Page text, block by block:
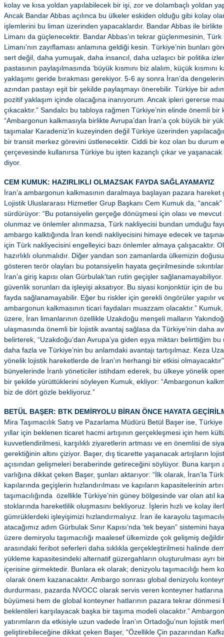
kolay ve kısa yoldan yapılabilecek bir işi, zor ve dolambaçlı yoldan
Ancak Bandar Abbas açılınca bu ülkeler eskiden olduğu gibi kolay
işlemlerini bu liman üzerinden yapacaklardır. Bandar Abbas ile birlikte
Limanı da güçlenecektir. Bandar Abbas’ın tekrar güçlenmesinin,
Limanı’nın zayıflaması anlamına geldiği kesin. Türkiye’nin bunları
sert değil, daha yumuşak, daha insancıl, daha uzlaşıcı bir politika
pastasının paylaşılmasında ‘büyük kısmını biz alalım, küçük
yaklaşımı geride bırakması gerekiyor. 5-6 ay sonra İran’da
azından pastayı eşit bir şekilde paylaşmayı önerebilir. Türkiye bir
pozitif yaklaşım içinde olacağına inanıyorum. Ancak ipleri gererse
çıkacaktır.” Sandalcı bu tabloya rağmen Türkiye’nin elinde önemli
“Ambargonun kalkmasıyla birlikte Avrupa’dan İran’a çok büyük bir yük
taşımalar Karadeniz’in kuzeyinden değil Türkiye üzerinden
bir transit merkez görevini üstlenecektir. Ciddi bir koz olan bu durum
çerçevesinde kullanırsa Türkiye bu işten kazançlı çıkar ve yaşanacak
diyor.
CEM KUMUK: HAZIRLIKLI OLMAZSAK FAYDA SAĞLAYAMAYIZ
İran’a ambargonun kalkmasının daralmaya başlayan pazara
Lojistik Uluslararası Hizmetler Grup Başkanı Cem Kumuk da,
sürdürüyor: “Bu potansiyelin gerçeğe dönüşmesi için olası ve mevcut
olunmaz ve önlemler alınmazsa, Türk nakliyecisi bundan umduğu
ambargo kalktığında İran kendi nakliyecisini himaye edecek ve
için Türk nakliyecisini engelleyici bazı önlemler almaya çalışacaktır.
hazırlıklı olunmalıdır. Diğer yandan son zamanlarda ülkemizin
gösteren terör olayları bu potansiyelin hayata geçirilmesinde
İran’a giriş kapısı olan Gürbulak’tan rutin geçişler
güvenlik sorunları da işleyişi aksatıyor. Bu siyasi konjonktür için de
fayda sağlanamayabilir. Eğer bu riskler için gerekli öngörüler yapılır
ambargonun kalkmasının ticari faydaları muazzam olacaktır.”
üzere, İran limanlarının özellikle Uzakdoğu menşeli malların
ulaşmasında önemli bir lojistik avantaj sağlasa da Türkiye’nin daha
belirterek, “Uzakdoğu’dan Avrupa’ya giden eşya miktarı belirttiğim
daha fazla ve Türkiye’nin bu anlamdaki avantajı tartışılmaz. Keza
yönelik lojistik hareketlerde de İran’ın herhangi bir etkisi
bünyelerinde İranlı yöneticiler istihdam ederek, bu ülkeye yönelik
bir şekilde yürüttüklerini söyleyen Kumuk, ekliyor: “Ambargonun
biz de dört gözle bekliyoruz.”
BETÜL BAŞER: BTK DEMİRYOLU BİRAN ÖNCE HAYATA
Mira Taşımacılık Satış ve Pazarlama Müdürü Betül Başer ise,
yıllar için beklenen ticaret hacmi artışının gerçekleşmesi için hem
kuvvetlendirilmesi, karşılıklı ziyaretlerin artması ve en önemlisi de
gerektiğinin altını çiziyor. Başer, dış ticarette yaşanacak artışların
açısından gelişmeleri beraberinde getireceğini söylüyor. Buna karşın
varlığına dikkat çeken Başer, şunları aktarıyor: “İlk olarak, İran’la
kapılarında geçişlerin hızlandırılması ve kapıların kapasitelerinin
taşımacılığında özellikle Türkiye’nin güney bölgesinde var olan atıl
stoklarında hareketlilik oluşmasını bekliyoruz. İşlerin hızlı ve kolay
gümrüklerdeki işleyişimizi hızlandırmalıyız. İran ile karayolu
atacağımız adım Gürbulak Sınır Kapısı’nda ‘tek beyan” sistemini
üzere demiryolu taşımacılığı maalesef ülkemizde çok gelişmiş
arasındaki feribot seferleri daha sıklıkla gerçekleştirilmesi halinde
yükleme kapasitesindeki alternatif güzergahların oluşturulması ayrı
içerisine girmektedir. Bunlara ek olarak; denizyolu taşımacılığı hem
olarak önem kazanacaktır. Ambargo sonrası global denizyolu
durdurması, pazarda NVOCC olarak servis veren konteyner hatlarına
büyümesi hem de global konteyner hatlarının pazara tekrar dönmesi
beklentileri karşılayacak başka bir taşıma modeli olacaktır.”
yatırımların da etkisiyle uzun vadede İran’ın Ortadoğu’nun lojistik
geliştirebileceğine dikkat çeken Başer, “Özellikle Çin pazarından